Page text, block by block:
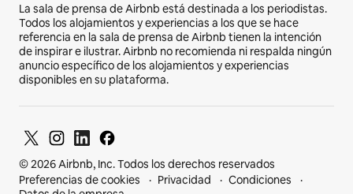
La sala de prensa de Airbnb está destinada a los periodistas.
Todos los alojamientos y experiencias a los que se hace
referencia en la sala de prensa de Airbnb tienen la intención
de inspirar e ilustrar. Airbnb no recomienda ni respalda ningún
anuncio específico de los alojamientos y experiencias
disponibles en su plataforma.
© 2026 Airbnb, Inc. Todos los derechos reservados
Preferencias de cookies
Privacidad
Condiciones